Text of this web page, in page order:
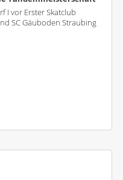
I vor Erster Skatclub
SC Gäuboden Straubing